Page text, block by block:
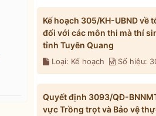
Kế hoạch 305/KH-UBND
đối với các môn thi mà thí
tỉnh Tuyên Quang
Loại: Kế hoạch Số hiệu:
Quyết định 3093/QĐ-
vực Trồng trọt và Bảo vệ